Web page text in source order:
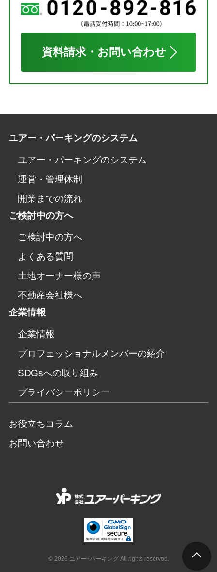
資料請求・お問い合わせ
ユアー・パーキングのシステム
ユアー・パーキングのシステム
運営・管理体制
開業までの流れ
ご検討中の方へ
ご検討中の方へ
よくある質問
土地オーナー様の声
不動産会社様へ
企業情報
企業情報
プロフェッショナルメンバーの紹介
SDGsへの取り組み
プライバシーポリシー
お役立ちコラム
お問い合わせ
© 2026 ユアー･パーキング All rights reserved.